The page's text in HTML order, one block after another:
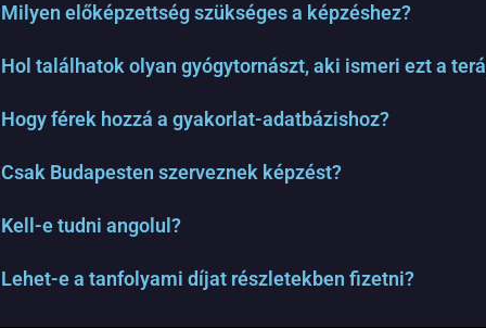
Milyen előképzettség szükséges a képzéshez?
Hol találhatok olyan gyógytornászt, aki ismeri ezt a
Hogy férek hozzá a gyakorlat-adatbázishoz?
Csak Budapesten szerveznek képzést?
Kell-e tudni angolul?
Lehet-e a tanfolyami díjat részletekben fizetni?